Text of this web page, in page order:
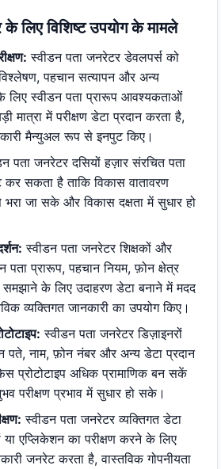
लिए विशिष्ट उपयोग के मामले
स्वीडन पता जनरेटर डेवलपर्स को
विश्लेषण, पहचान सत्यापन और अन्य
के लिए स्वीडन पता प्रारूप आवश्यकताओं
मात्रा में परीक्षण डेटा प्रदान करता है,
मैन्युअल रूप से इनपुट किए।
पता जनरेटर दसियों हज़ार संरचित पता
कर सकता है ताकि विकास वातावरण
जा सके और विकास दक्षता में सुधार हो
स्वीडन पता जनरेटर शिक्षकों और
पता प्रारूप, पहचान नियम, फ़ोन क्षेत्र
के लिए उदाहरण डेटा बनाने में मदद
व्यक्तिगत जानकारी का उपयोग किए।
स्वीडन पता जनरेटर डिज़ाइनरों
पते, नाम, फ़ोन नंबर और अन्य डेटा प्रदान
प्रोटोटाइप अधिक प्रामाणिक बन सकें
परीक्षण प्रभाव में सुधार हो सके।
स्वीडन पता जनरेटर व्यक्तिगत डेटा
या एप्लिकेशन का परीक्षण करने के लिए
जनरेट करता है, वास्तविक गोपनीयता